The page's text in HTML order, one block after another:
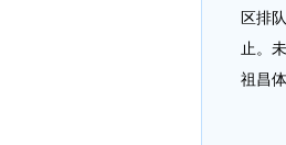
区排
止。
祖昌